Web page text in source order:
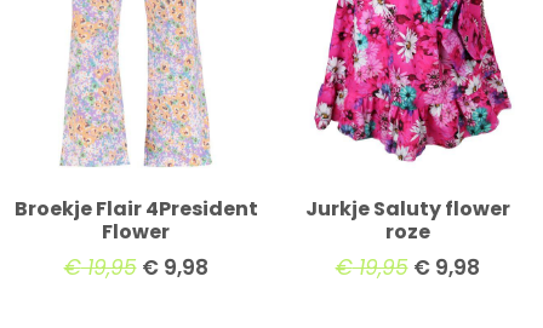
Broekje Flair 4President
Flower
€19,95 €9,98
Jurkje Saluty flower
roze
€19,95 €9,98